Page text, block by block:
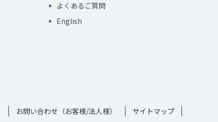
よくあるご質問
English
お問い合わせ（お客様/法人様） サイトマップ